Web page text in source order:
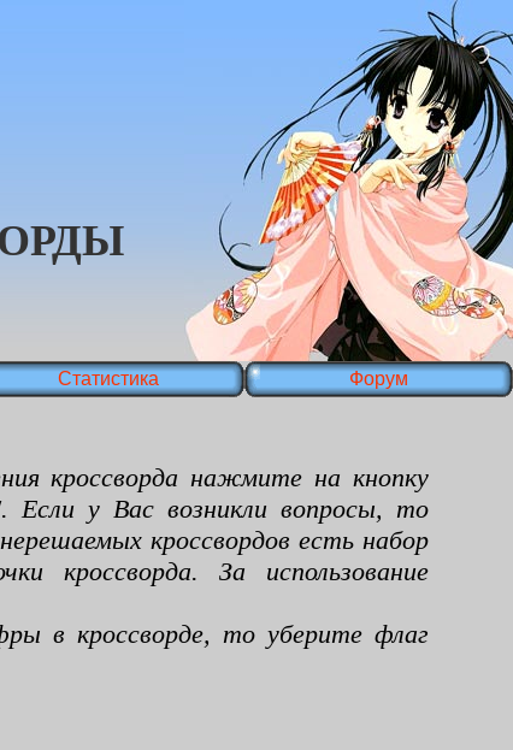
Статистика Форум
кроссворда нажмите на кнопку
Если у Вас возникли вопросы, то
кроссвордов есть набор
кроссворда. За использование
в кроссворде, то уберите флаг